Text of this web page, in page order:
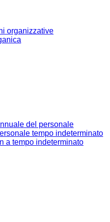
organizzative
del personale
tempo indeterminato
a tempo indeterminato